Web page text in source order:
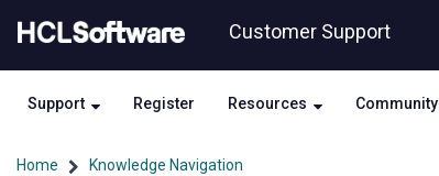
to
content
to
Customer Support
Support Register Resources Community
Home Knowledge Navigation